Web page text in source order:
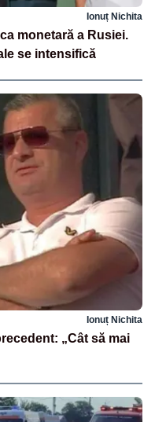
Ionuț Nichita
monetară a Rusiei.
se intensifică
Ionuț Nichita
„Cât să mai